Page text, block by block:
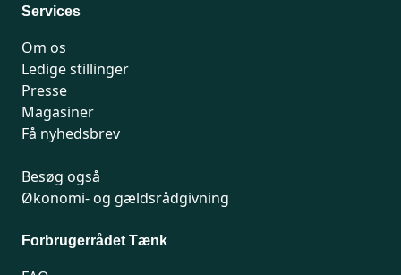
Services
Om os
Ledige stillinger
Presse
Magasiner
Få nyhedsbrev
Besøg også
Økonomi- og gældsrådgivning
Forbrugerrådet Tænk